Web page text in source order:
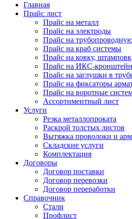
Главная
Прайс лист
Прайс на металл
Прайс на электроды
Прайс на
Прайс на краб системы
Прайс на ковку,
Прайс на ИКС-
Прайс на заглушки в
Прайс на фиксаторы
Прайс на воротные
Ассортиментный лист
Услуги
Резка металлопроката
Раскрой толстых листов
Вытяжка проволоки и
Складские услуги
Комплектация
Договоры
Договор поставки
Договор перевозки
Договор переработки
Справочник
Стали
Профлист